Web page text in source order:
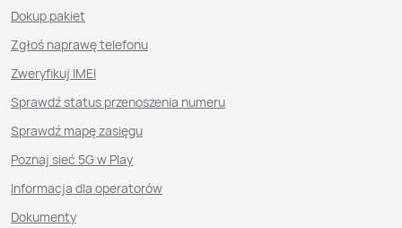
Dokup pakiet
Zgłoś naprawę telefonu
Zweryfikuj IMEI
Sprawdź status przenoszenia numeru
Sprawdź mapę zasięgu
Poznaj sieć 5G w Play
Informacja dla operatorów
Dokumenty